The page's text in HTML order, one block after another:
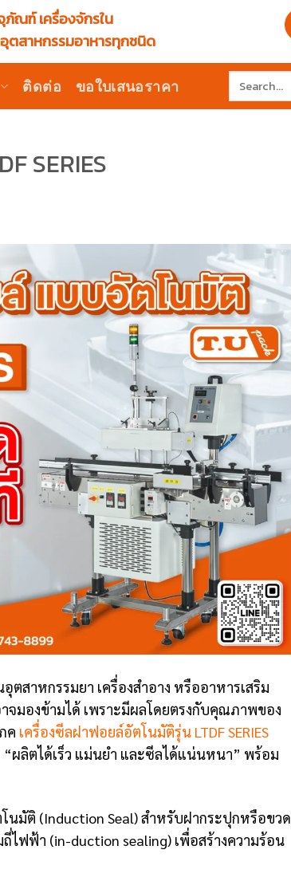
ภัณฑ์ เครื่องจักรใน
ตสาหกรรมอาหารทุกชนิด
ติดต่อ ขอใบเสนอราคา
Search
for:
SERIES
หกรรมยา เครื่องสำอาง หรืออาหารเสริม
มองข้ามได้ เพราะมีผลโดยตรงกับคุณภาพของ
ค เครื่องซีลฝาฟอยล์อัตโนมัติรุ่น LTDF SERIES
“ผลิตได้เร็ว แม่นยำ และซีลได้แน่นหนา” พร้อม
ติ (Induction Seal) สำหรับฝากระปุกหรือขวด
ฟฟ้า (in-duction sealing) เพื่อสร้างความร้อน